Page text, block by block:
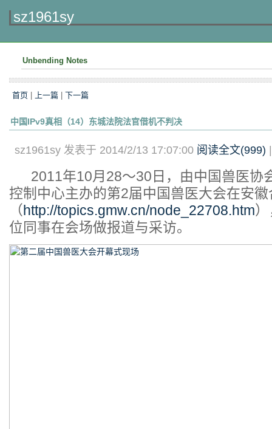
sz1961sy
Unbending Notes
首页 上一篇 下一篇
中国IPv9真相（14）东城法院法官借机不判决
sz1961sy 发表于 2014/2/13 17:07:00 阅读全文(999)
2011年10月28～30日，由中国兽医协
控制中心主办的第2届中国兽医大会在安
（http://topics.gmw.cn/node_22708.htm
位同事在会场做报道与采访。